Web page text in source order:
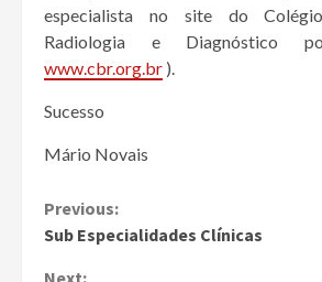
especialista no site do
Radiologia e Diagnóstico
www.cbr.org.br ).
Sucesso
Mário Novais
Continue
Reading
Previous:
Sub Especialidades Clínicas